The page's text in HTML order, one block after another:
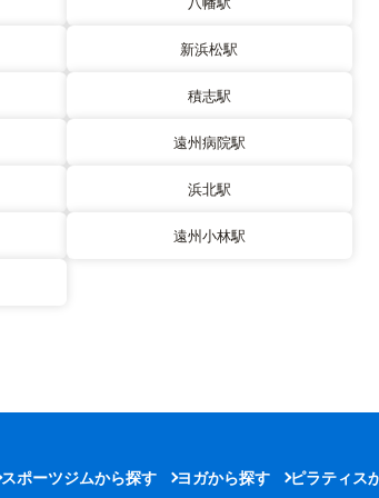
新浜松駅
積志駅
遠州病院駅
浜北駅
遠州小林駅
スポーツジムから探す ヨガから探す ピラティス